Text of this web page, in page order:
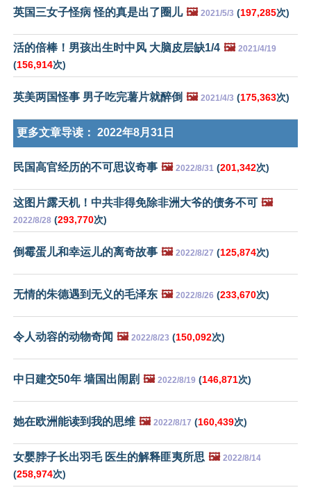
英国三女子怪病 怪的真是出了圈儿 🖼️ 2021/5/3 (197,285次)
活的倍棒！男孩出生时中风 大脑皮层缺1/4 🖼️ 2021/4/19
(156,914次)
英美两国怪事 男子吃完薯片就醉倒 🖼️ 2021/4/3 (175,363次)
更多文章导读： 2022年8月31日
民国高官经历的不可思议奇事 🖼️ 2022/8/31 (201,342次)
这图片露天机！中共非得免除非洲大爷的债务不可 🖼️
2022/8/28 (293,770次)
倒霉蛋儿和幸运儿的离奇故事 🖼️ 2022/8/27 (125,874次)
无情的朱德遇到无义的毛泽东 🖼️ 2022/8/26 (233,670次)
令人动容的动物奇闻 🖼️ 2022/8/23 (150,092次)
中日建交50年 墙国出闹剧 🖼️ 2022/8/19 (146,871次)
她在欧洲能读到我的思维 🖼️ 2022/8/17 (160,439次)
女婴脖子长出羽毛 医生的解释匪夷所思 🖼️ 2022/8/14
(258,974次)